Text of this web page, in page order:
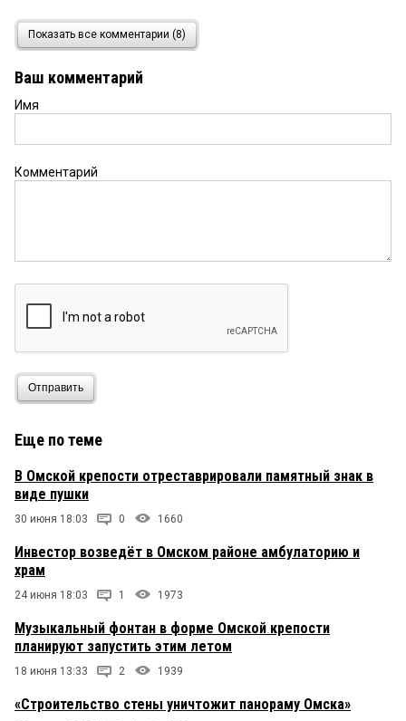
http://kvnews.ru/img/tpl/ava/ava3.jpg
19:27:
козубович должен быть на нарах!
читатель 16 мая 2018 в 13:47:
опытный.
Высчитать с Козубовича всю сумму))))
Если по нашим законам работать, ничего
Показать все комментарии (8)
Ваш комментарий
Имя
Комментарий
Отправить
Еще по теме
В Омской крепости отреставрировали памятный знак в
виде пушки
30 июня 18:03 0 1660
Инвестор возведёт в Омском районе амбулаторию и
храм
24 июня 18:03 1 1973
Музыкальный фонтан в форме Омской крепости
планируют запустить этим летом
18 июня 13:33 2 1939
«Строительство стены уничтожит панораму Омска»